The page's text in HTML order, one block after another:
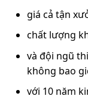
giá cả tận
chất lượng
và đội ngũ
không bao
với 10 năm